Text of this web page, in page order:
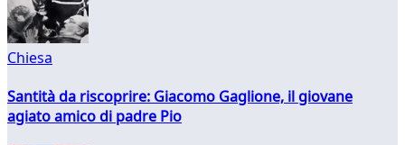
Chiesa
Santità da riscoprire: Giacomo Gaglione, il giovane
agiato amico di padre Pio